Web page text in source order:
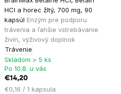
HCl a horec žltý, 700 mg, 90
kapsúl Enzým pre podporu
trávenia a ľahšie vstrebávanie
živín, výživový doplnok
Trávenie
hodnotenie
produktu
je
5,0
z
5
hviezdičiek.
Skladom > 5 ks
Po 10.8. u vás
€14,20
Jednotková
€0,16 / 1 kapsula